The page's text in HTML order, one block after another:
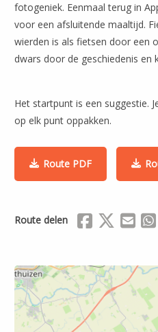
fotogeniek. Eenmaal terug in
voor een afsluitende maaltijd.
wierden is als fietsen door een
dwars door de geschiedenis en
Het startpunt is een suggestie.
op elk punt oppakken.
Route PDF
Route delen Delen via
Delen